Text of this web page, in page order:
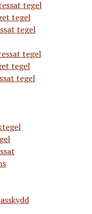
tegel
tegel
tegel
tegel
tegel
tegel